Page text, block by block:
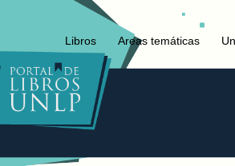
Libros Areas temáticas